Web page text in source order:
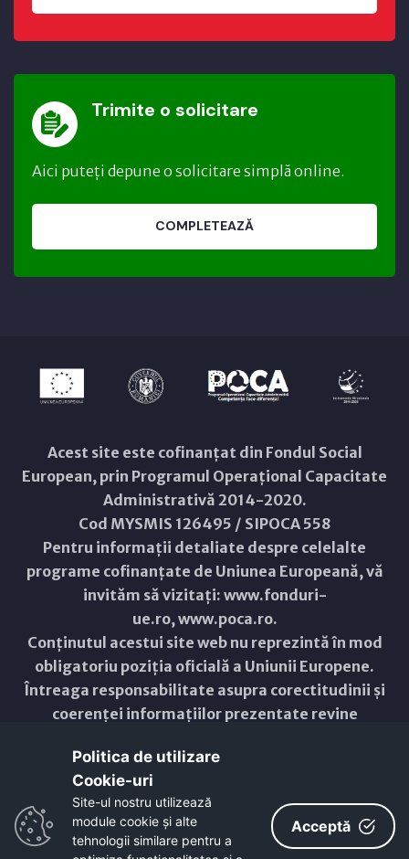
Trimite o solicitare
Aici puteți depune o solicitare simplă online.
COMPLETEAZĂ
Acest site este cofinanțat din Fondul Social
European, prin Programul Operațional Capacitate
Administrativă 2014-2020.
Cod MYSMIS 126495 / SIPOCA 558
Pentru informații detaliate despre celelalte
programe cofinanțate de Uniunea Europeană, vă
invităm să vizitați: www.fonduri-
ue.ro,www.poca.ro.
Conținutul acestui site web nu reprezintă în mod
obligatoriu poziția oficială a Uniunii Europene.
Întreaga responsabilitate asupra corectitudinii și
coerenței informațiilor prezentate revine
Copyright © 2021 - 2026 -
ResponsiveVoice
Non-Commercial License
Politica de utilizare
Cookie-uri‎
Site-ul nostru utilizează
module cookie și alte
tehnologii similare pentru a
Acceptă